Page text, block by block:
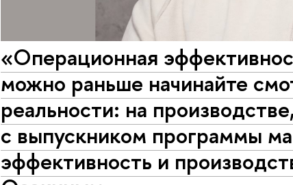
«Операционная
можно раньше начинайте
реальности: на
с выпускником программы
эффективность и